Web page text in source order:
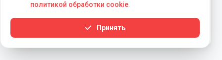
Записаться на ремонт
политикой обработки cookie
Принять